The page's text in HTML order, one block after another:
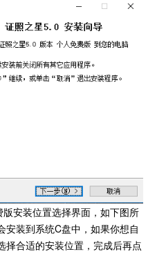
安装位置选择界面，如下图所
安装到系统C盘中，如果你想自
择合适的安装位置，完成后再点